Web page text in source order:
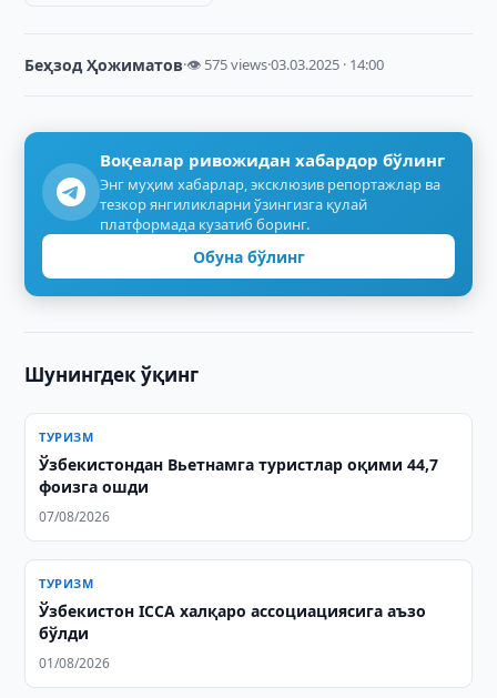
Беҳзод Ҳожиматов·👁 575 views·03.03.2025 · 14:00
Воқеалар ривожидан хабардор бўлинг
Энг муҳим хабарлар, эксклюзив репортажлар ва
тезкор янгиликларни ўзингизга қулай
платформада кузатиб боринг.
Обуна бўлинг
Шунингдек ўқинг
ТУРИЗМ
Ўзбекистондан Вьетнамга туристлар оқими 44,7
фоизга ошди
07/08/2026
ТУРИЗМ
Ўзбекистон ICCA халқаро ассоциациясига аъзо
бўлди
01/08/2026